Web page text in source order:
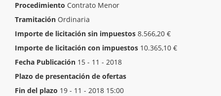
Procedimiento Contrato Menor
Tramitación Ordinaria
Importe de licitación sin impuestos 8.566,20 €
Importe de licitación con impuestos 10.365,10 €
Fecha Publicación 15 - 11 - 2018
Plazo de presentación de ofertas
Inicio del plazo 19 - 11 - 2018 08:00
Fin del plazo 19 - 11 - 2018 15:00